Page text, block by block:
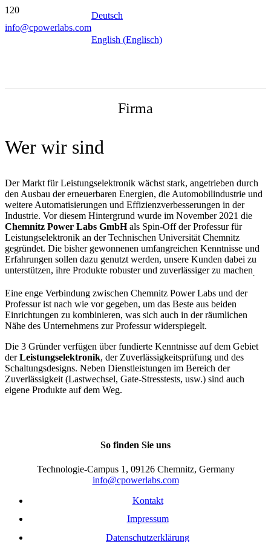
info@cpowerlabs.com
Deutsch
English (Englisch)
Firma
Wer wir sind
Der Markt für Leistungselektronik wächst stark, angetrieben durch
den Ausbau der erneuerbaren Energien, die Automobilindustrie und
weitere Automatisierungen und Effizienzverbesserungen in der
Industrie. Vor diesem Hintergrund wurde im November 2021 die
Chemnitz Power Labs GmbHals Spin-Off der Professur für
Leistungselektronik an der Technischen Universität Chemnitz
gegründet. Die bisher gewonnenen umfangreichen Kenntnisse und
Erfahrungen sollen dazu genutzt werden, unsere Kunden dabei zu
unterstützen, ihre Produkte robuster und zuverlässiger zu machen.
Eine enge Verbindung zwischen Chemnitz Power Labs und der
Professur ist nach wie vor gegeben, um das Beste aus beiden
Einrichtungen zu kombinieren, was sich auch in der räumlichen
Nähe des Unternehmens zur Professur widerspiegelt.
Die 3 Gründer verfügen über fundierte Kenntnisse auf dem Gebiet
derLeistungselektronik, der Zuverlässigkeitsprüfung und des
Schaltungsdesigns. Neben Dienstleistungen im Bereich der
Zuverlässigkeit (Lastwechsel, Gate-Stresstests, usw.) sind auch
eigene Produkte auf dem Weg.
So finden Sie uns
Technologie-Campus 1, 09126 Chemnitz, Germany
info@cpowerlabs.com
Kontakt
Impressum
Datenschutzerklärung